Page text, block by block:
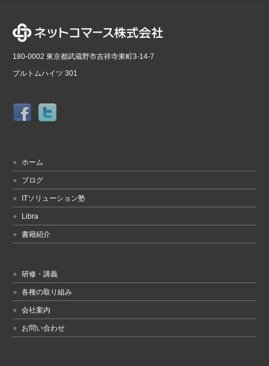
180-0002 東京都武蔵野市吉祥寺東町3-14-7
プルトムハイツ 301
ホーム
ブログ
ITソリューション塾
Libra
書籍紹介
研修・講義
各種の取り組み
会社案内
お問い合わせ